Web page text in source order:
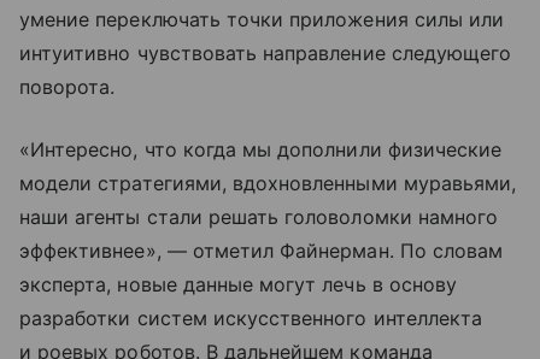
умение переключать точки приложения силы или
интуитивно чувствовать направление следующего
поворота.
«Интересно, что когда мы дополнили физические
модели стратегиями, вдохновленными муравьями,
наши агенты стали решать головоломки намного
эффективнее», — отметил Файнерман. По словам
эксперта, новые данные могут лечь в основу
разработки систем искусственного интеллекта
и роевых роботов. В дальнейшем команда